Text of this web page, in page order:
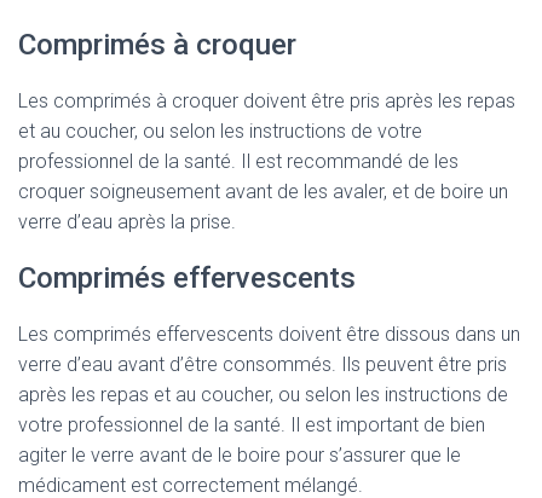
Comprimés à croquer
Les comprimés à croquer doivent être pris après les repas
et au coucher, ou selon les instructions de votre
professionnel de la santé. Il est recommandé de les
croquer soigneusement avant de les avaler, et de boire un
verre d’eau après la prise.
Comprimés effervescents
Les comprimés effervescents doivent être dissous dans un
verre d’eau avant d’être consommés. Ils peuvent être pris
après les repas et au coucher, ou selon les instructions de
votre professionnel de la santé. Il est important de bien
agiter le verre avant de le boire pour s’assurer que le
médicament est correctement mélangé.